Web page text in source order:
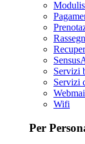
Servizi
Servizi
Wifi
Per